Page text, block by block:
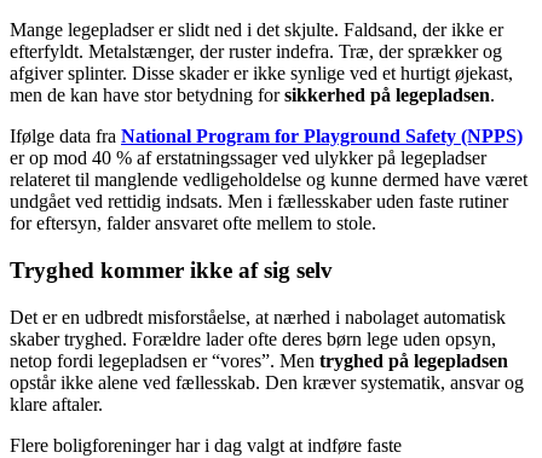
Mange legepladser er slidt ned i det skjulte. Faldsand, der ikke er
efterfyldt. Metalstænger, der ruster indefra. Træ, der sprækker og
afgiver splinter. Disse skader er ikke synlige ved et hurtigt øjekast,
men de kan have stor betydning forsikkerhed på legepladsen.
Ifølge data fra National Program for Playground Safety (NPPS)
er op mod 40 % af erstatningssager ved ulykker på legepladser
relateret til manglende vedligeholdelse og kunne dermed have været
undgået ved rettidig indsats. Men i fællesskaber uden faste rutiner
for eftersyn, falder ansvaret ofte mellem to stole.
Tryghed kommer ikke af sig selv
Det er en udbredt misforståelse, at nærhed i nabolaget automatisk
skaber tryghed. Forældre lader ofte deres børn lege uden opsyn,
netop fordi legepladsen er “vores”. Men tryghed på legepladsen
opstår ikke alene ved fællesskab. Den kræver systematik, ansvar og
klare aftaler.
Flere boligforeninger har i dag valgt at indføre faste